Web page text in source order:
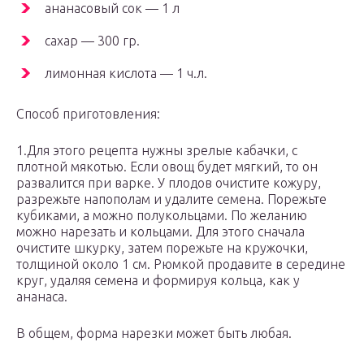
ананасовый сок — 1 л
сахар — 300 гр.
лимонная кислота — 1 ч.л.
Способ приготовления:
1.Для этого рецепта нужны зрелые кабачки, с
плотной мякотью. Если овощ будет мягкий, то он
развалится при варке. У плодов очистите кожуру,
разрежьте напополам и удалите семена. Порежьте
кубиками, а можно полукольцами. По желанию
можно нарезать и кольцами. Для этого сначала
очистите шкурку, затем порежьте на кружочки,
толщиной около 1 см. Рюмкой продавите в середине
круг, удаляя семена и формируя кольца, как у
ананаса.
В общем, форма нарезки может быть любая.